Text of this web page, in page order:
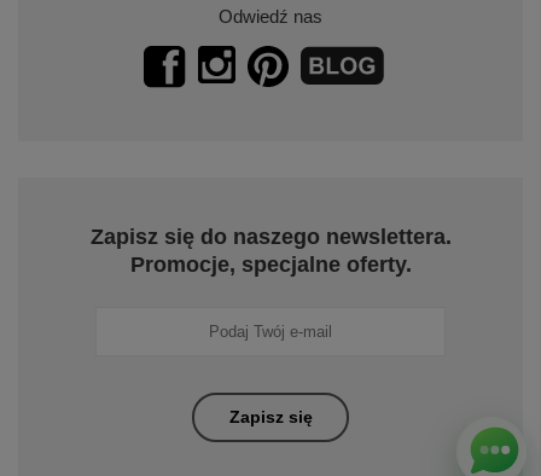
Odwiedź nas
Zapisz się do naszego newslettera.
Promocje, specjalne oferty.
Zapisz się